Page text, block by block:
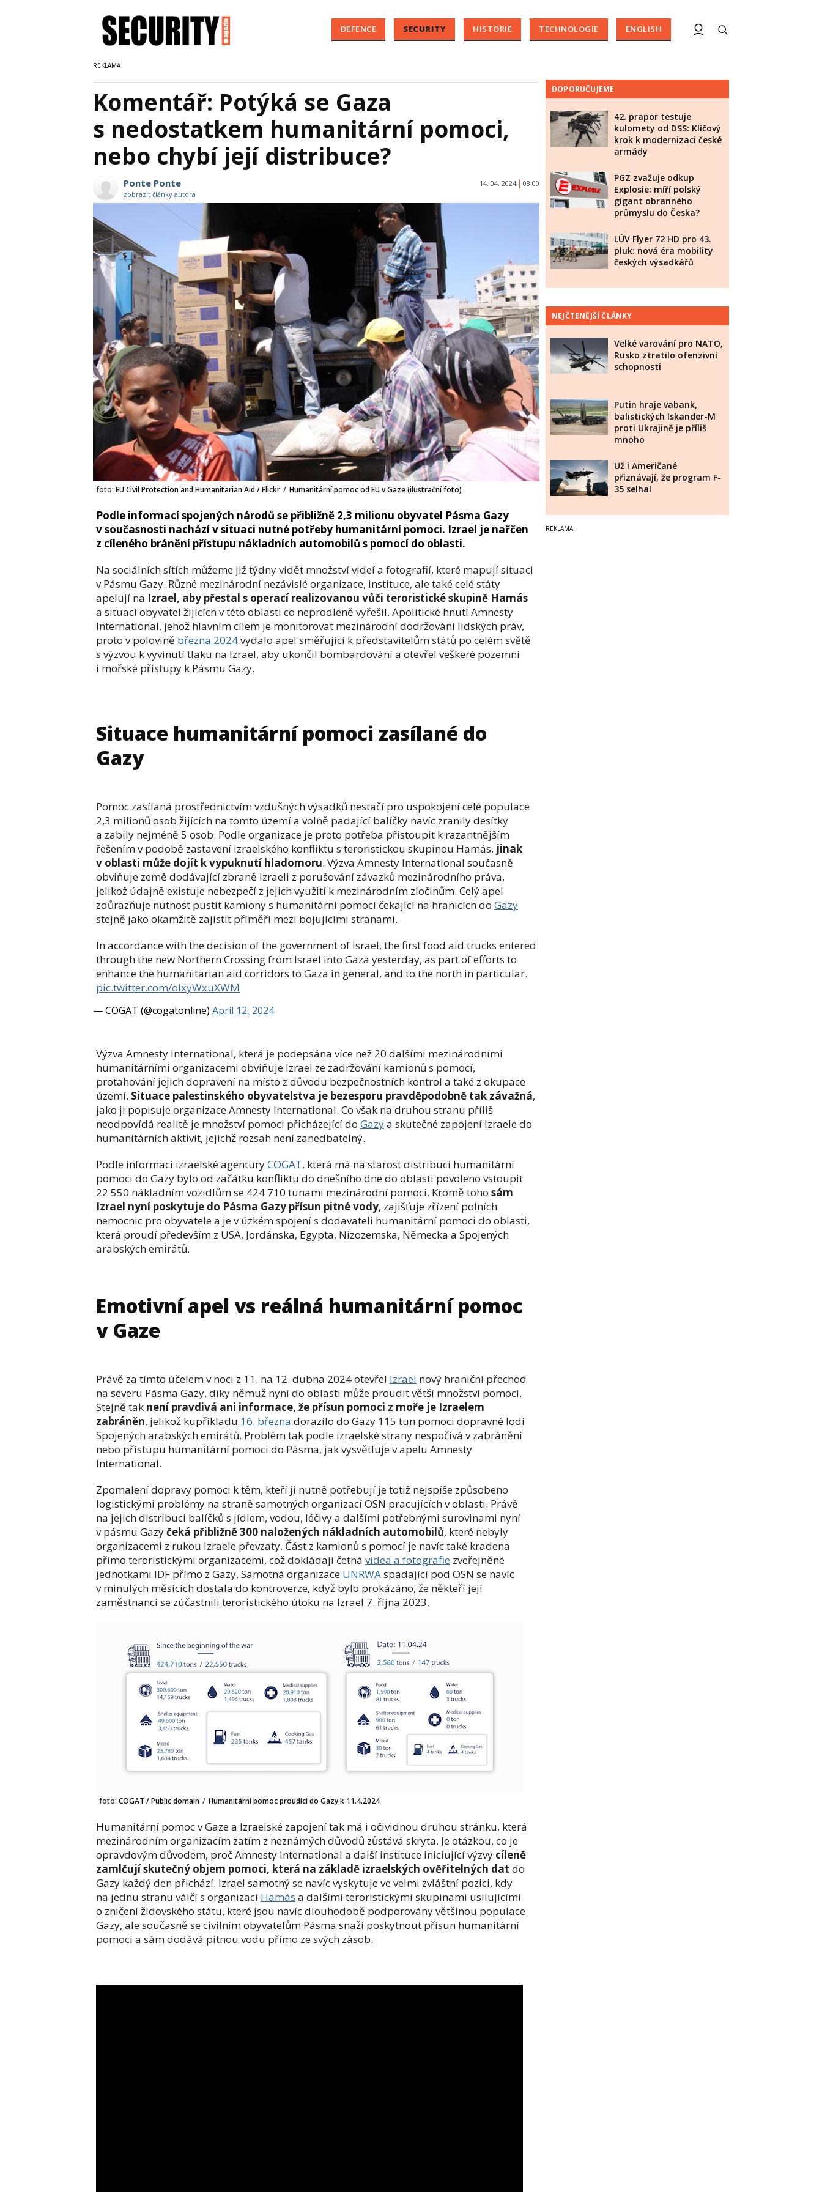
DEFENCE SECURITY HISTORIE TECHNOLOGIE ENGLISH
Komentář: Potýká se Gaza
s nedostatkem humanitární pomoci,
nebo chybí její distribuce?
Ponte Ponte
zobrazit články autora
14. 04. 2024 08:00
foto: EU Civil Protection and Humanitarian Aid / Flickr / Humanitární pomoc od EU v Gaze (ilustrační foto)
Podle informací spojených národů se přibližně 2,3 milionu obyvatel Pásma Gazy
v současnosti nachází v situaci nutné potřeby humanitární pomoci. Izrael je nařčen
z cíleného bránění přístupu nákladních automobilů s pomocí do oblasti.
Na sociálních sítích můžeme již týdny vidět množství videí a fotografií, které mapují situaci
v Pásmu Gazy. Různé mezinárodní nezávislé organizace, instituce, ale také celé státy
apelují na Izrael, aby přestal s operací realizovanou vůči teroristické skupině Hamás
a situaci obyvatel žijících v této oblasti co neprodleně vyřešil. Apolitické hnutí Amnesty
International, jehož hlavním cílem je monitorovat mezinárodní dodržování lidských práv,
proto v polovině března 2024vydalo apel směřující k představitelům států po celém světě
s výzvou k vyvinutí tlaku na Izrael, aby ukončil bombardování a otevřel veškeré pozemní
i mořské přístupy k Pásmu Gazy.
Situace humanitární pomoci zasílané do
Gazy
Pomoc zasílaná prostřednictvím vzdušných výsadků nestačí pro uspokojení celé populace
2,3 milionů osob žijících na tomto území a volně padající balíčky navíc zranily desítky
a zabily nejméně 5 osob. Podle organizace je proto potřeba přistoupit k razantnějším
řešením v podobě zastavení izraelského konfliktu s teroristickou skupinou Hamás, jinak
v oblasti může dojít k vypuknutí hladomoru. Výzva Amnesty International současně
obviňuje země dodávající zbraně Izraeli z porušování závazků mezinárodního práva,
jelikož údajně existuje nebezpečí z jejich využití k mezinárodním zločinům. Celý apel
zdůrazňuje nutnost pustit kamiony s humanitární pomocí čekající na hranicích do Gazy
stejně jako okamžitě zajistit příměří mezi bojujícími stranami.
In accordance with the decision of the government of Israel, the first food aid trucks entered
through the new Northern Crossing from Israel into Gaza yesterday, as part of efforts to
enhance the humanitarian aid corridors to Gaza in general, and to the north in particular.
pic.twitter.com/olxyWxuXWM
— COGAT (@cogatonline) April 12, 2024
Výzva Amnesty International, která je podepsána více než 20 dalšími mezinárodními
humanitárními organizacemi obviňuje Izrael ze zadržování kamionů s pomocí,
protahování jejich dopravení na místo z důvodu bezpečnostních kontrol a také z okupace
území. Situace palestinského obyvatelstva je bezesporu pravděpodobně tak závažná,
jako ji popisuje organizace Amnesty International. Co však na druhou stranu příliš
neodpovídá realitě je množství pomoci přicházející do Gazya skutečné zapojení Izraele do
humanitárních aktivit, jejichž rozsah není zanedbatelný.
Podle informací izraelské agenturyCOGAT, která má na starost distribuci humanitární
pomoci do Gazy bylo od začátku konfliktu do dnešního dne do oblasti povoleno vstoupit
22 550 nákladním vozidlům se 424 710 tunami mezinárodní pomoci. Kromě toho sám
Izrael nyní poskytuje do Pásma Gazy přísun pitné vody, zajišťuje zřízení polních
nemocnic pro obyvatele a je v úzkém spojení s dodavateli humanitární pomoci do oblasti,
která proudí především z USA, Jordánska, Egypta, Nizozemska, Německa a Spojených
arabských emirátů.
Emotivní apel vs reálná humanitární pomoc
v Gaze
Právě za tímto účelem v noci z 11. na 12. dubna 2024 otevřel Izrael nový hraniční přechod
na severu Pásma Gazy, díky němuž nyní do oblasti může proudit větší množství pomoci.
Stejně tak není pravdivá ani informace, že přísun pomoci z moře je Izraelem
zabráněn, jelikož kupříkladu 16. března dorazilo do Gazy 115 tun pomoci dopravné lodí
Spojených arabských emirátů. Problém tak podle izraelské strany nespočívá v zabránění
nebo přístupu humanitární pomoci do Pásma, jak vysvětluje v apelu Amnesty
International.
Zpomalení dopravy pomoci k těm, kteří ji nutně potřebují je totiž nejspíše způsobeno
logistickými problémy na straně samotných organizací OSN pracujících v oblasti. Právě
na jejich distribuci balíčků s jídlem, vodou, léčivy a dalšími potřebnými surovinami nyní
v pásmu Gazyčeká přibližně 300 naložených nákladních automobilů, které nebyly
organizacemi z rukou Izraele převzaty. Část z kamionů s pomocí je navíc také kradena
přímo teroristickými organizacemi, což dokládají četná videa a fotografie zveřejněné
jednotkami IDF přímo z Gazy. Samotná organizace UNRWAspadající pod OSN se navíc
v minulých měsících dostala do kontroverze, když bylo prokázáno, že někteří její
zaměstnanci se zúčastnili teroristického útoku na Izrael 7. října 2023.
foto: COGAT / Public domain / Humanitární pomoc proudící do Gazy k 11.4.2024
Humanitární pomoc v Gaze a Izraelské zapojení tak má i očividnou druhou stránku, která
mezinárodním organizacím zatím z neznámých důvodů zůstává skryta. Je otázkou, co je
opravdovým důvodem, proč Amnesty International a další instituce iniciující výzvy cíleně
zamlčují skutečný objem pomoci, která na základě izraelských ověřitelných dat do
Gazy každý den přichází. Izrael samotný se navíc vyskytuje ve velmi zvláštní pozici, kdy
na jednu stranu válčí s organizací Hamás a dalšími teroristickými skupinami usilujícími
o zničení židovského státu, které jsou navíc dlouhodobě podporovány většinou populace
Gazy, ale současně se civilním obyvatelům Pásma snaží poskytnout přísun humanitární
pomoci a sám dodává pitnou vodu přímo ze svých zásob.
DOPORUČUJEME
42. prapor testuje
kulomety od DSS: Klíčový
krok k modernizaci české
armády
PGZ zvažuje odkup
Explosie: míří polský
gigant obranného
průmyslu do Česka?
LÚV Flyer 72 HD pro 43.
pluk: nová éra mobility
českých výsadkářů
NEJČTENĚJŠÍ ČLÁNKY
Velké varování pro NATO,
Rusko ztratilo ofenzivní
schopnosti
Putin hraje vabank,
balistických Iskander-M
proti Ukrajině je příliš
mnoho
Už i Američané
přiznávají, že program F-
35 selhal